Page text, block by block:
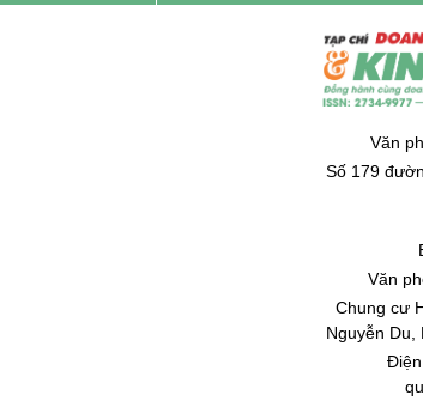
Văn
Số 179
Văn
Chung cư
Nguyễn Du,